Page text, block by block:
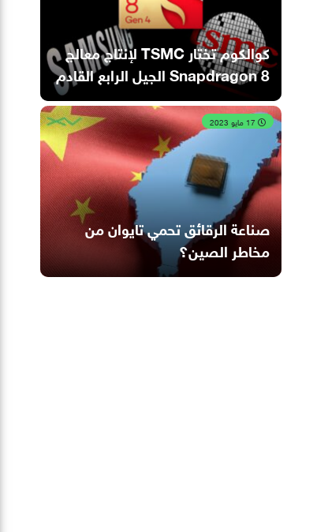
كوالكوم تختار TSMC لإنتاج معالج
Snapdragon 8 الجيل الرابع القادم
صناعة الرقائق تحمي تايوان من
مخاطر الصين؟